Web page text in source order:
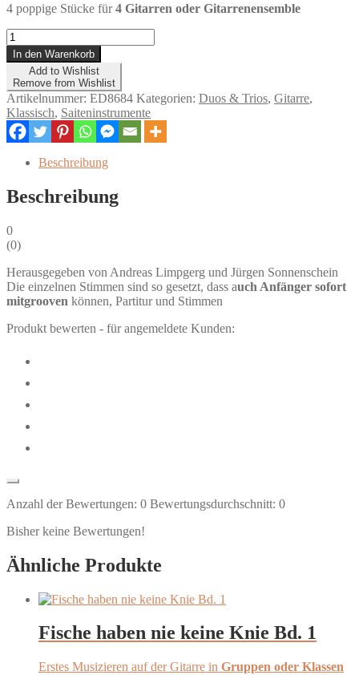
4 poppige Stücke für4 Gitarren oder Gitarrenensemble
Grooving
Guitar
1
Menge
In den Warenkorb
Add to Wishlist
Remove from Wishlist
Artikelnummer: ED8684 Kategorien: Duos & Trios, Gitarre,
Klassisch, Saiteninstrumente
Beschreibung
Beschreibung
0
(0)
Herausgegeben von Andreas Limpgerg und Jürgen Sonnenschein
Die einzelnen Stimmen sind so gesetzt, dass auch Anfänger sofort
mitgrooven können, Partitur und Stimmen
Produkt bewerten - für angemeldete Kunden:
Anzahl der Bewertungen: 0 Bewertungsdurchschnitt: 0
Bisher keine Bewertungen!
Ähnliche Produkte
Fische haben nie keine Knie Bd. 1
Erstes Musizieren auf der Gitarre in Gruppen oder Klassen